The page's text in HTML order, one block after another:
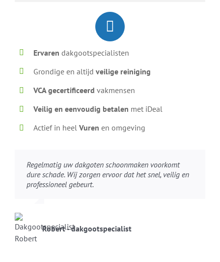
Ervaren dakgootspecialisten
Grondige en altijdveilige reiniging
VCA gecertificeerdvakmensen
Veilig en eenvoudig betalen met iDeal
Actief in heelVuren en omgeving
Regelmatig uw dakgoten schoonmaken voorkomt
dure schade. Wij zorgen ervoor dat het snel, veilig en
professioneel gebeurt.
Robert - dakgootspecialist